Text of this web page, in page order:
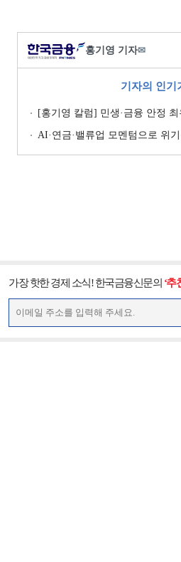
홍기영 기자✉
기자의 인기
[홍기영 칼럼] 민생·금융 안정 최우선
AI·연금·밸류업 모멘텀으로 위기를 넘어
가장 핫한 경제 소식! 한국금융신문의 ‘추